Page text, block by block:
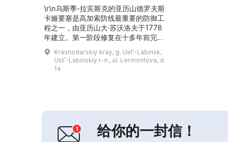
\r\n乌斯季-拉宾斯克的亚历山德罗夫斯
卡娅要塞是高加索防线最重要的防御工
程之一，由亚历山大·苏沃洛夫于1778
年建立。第一阶段修复在十多年前完
成，第二阶段于2018年开始：对历史
综合体周边的场地进行了美化，并补充
了展品。在修复了壕沟、土堤和木栅之
铸铁铸造，金属底座...
Krasnodarskiy kray, g. Ustʹ-Labinsk,
Ustʹ-Labinskiy r-n., ul. Lermontova, d
1a
给你的一封信！